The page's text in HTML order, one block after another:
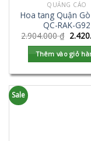
QUẢNG CÁO
Hoa tang Quận
QC-RAK-G92
2.904.000₫
Thêm vào giỏ
Sale